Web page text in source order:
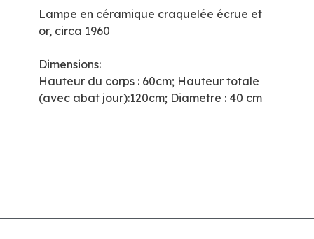
Lampe en céramique craquelée écrue et
or, circa 1960
Dimensions:
Hauteur du corps : 60cm; Hauteur totale
(avec abat jour):120cm; Diametre : 40 cm